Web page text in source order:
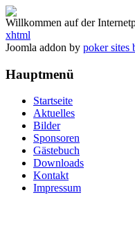
Willkommen auf der
xhtml
Joomla addon by poker sites
Hauptmenü
Startseite
Aktuelles
Bilder
Sponsoren
Gästebuch
Downloads
Kontakt
Impressum